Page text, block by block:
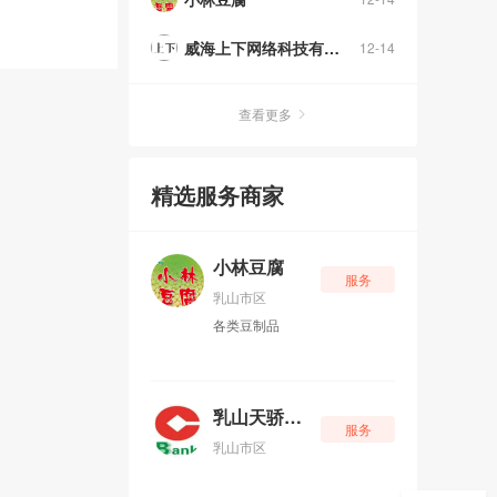
12-14
威海上下网络科技有限公司
查看更多
精选服务商家
服务
小林豆腐
乳山市区
各类豆制品
服务
乳山天骄银行
乳山市区